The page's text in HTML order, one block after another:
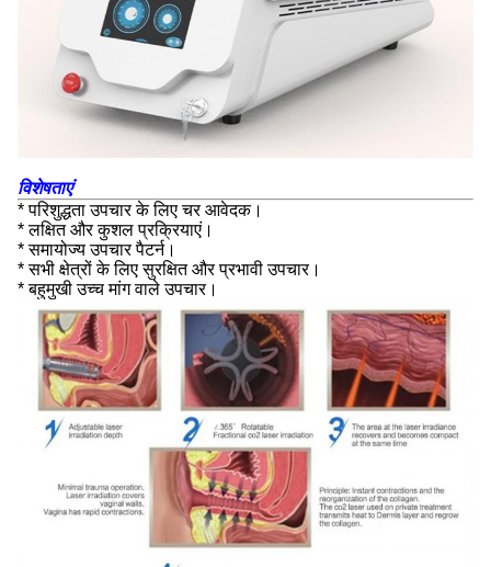
विशेषताएं
* परिशुद्धता उपचार के लिए चर आवेदक।
* लक्षित और कुशल प्रक्रियाएं।
* समायोज्य उपचार पैटर्न।
* सभी क्षेत्रों के लिए सुरक्षित और प्रभावी उपचार।
* बहुमुखी उच्च मांग वाले उपचार।